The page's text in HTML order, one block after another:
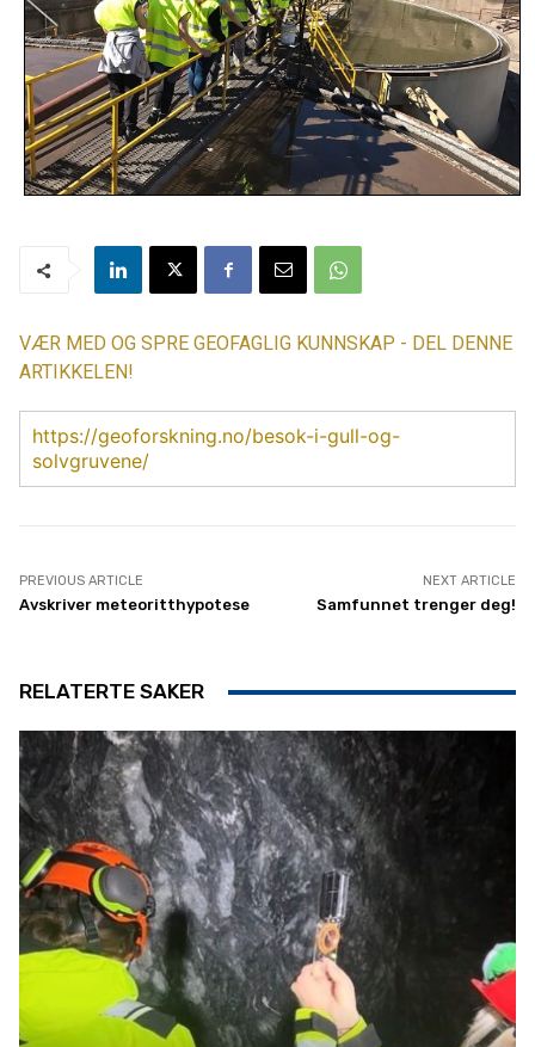
VÆR MED OG SPRE GEOFAGLIG KUNNSKAP - DEL DENNE
ARTIKKELEN!
https://geoforskning.no/besok-i-gull-og-
solvgruvene/
PREVIOUS ARTICLE
Avskriver meteoritthypotese
NEXT ARTICLE
Samfunnet trenger deg!
RELATERTE SAKER